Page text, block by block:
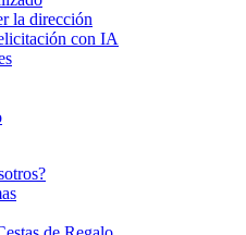
la dirección
con IA